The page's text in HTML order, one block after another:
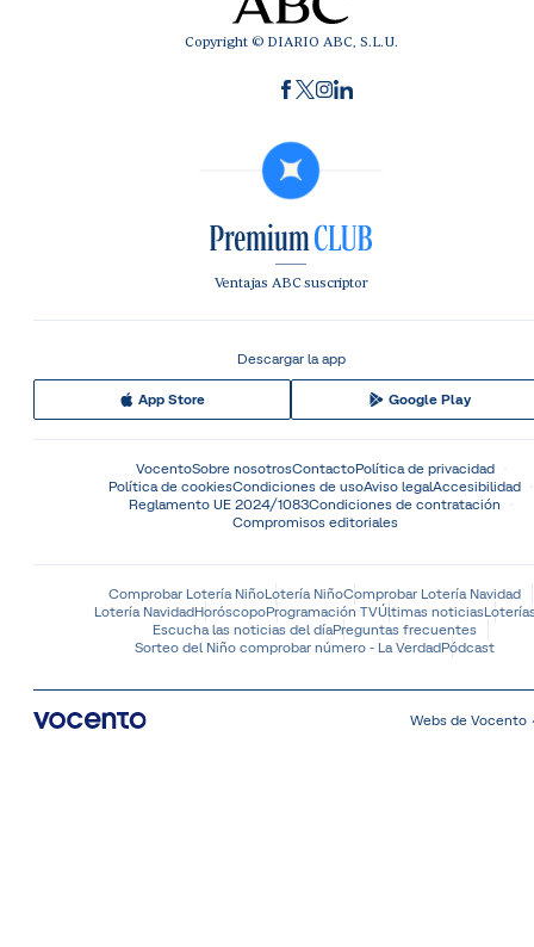
Copyright © DIARIO ABC, S.L.U.
Ventajas ABC suscriptor
Descargar la app
App Store Google Play
VocentoSobre nosotrosContactoPolítica de privacidad
Política de cookiesCondiciones de usoAviso legalAccesibilidad
Reglamento UE 2024/1083Condiciones de contratación
Compromisos editoriales
Comprobar Lotería NiñoLotería NiñoComprobar Lotería Navidad
Lotería NavidadHoróscopoProgramación TVÚltimas noticias
Escucha las noticias del díaPreguntas frecuentes
Sorteo del Niño comprobar número - La VerdadPódcast
Webs de Vocento